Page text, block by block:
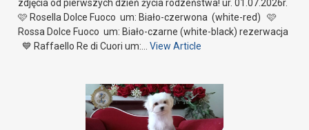
zdjęcia od pierwszych dzień życia rodzeństwa! ur. 01.07.2026r.
🩷 Rosella Dolce Fuoco um: Biało-czerwona (white-red) 🩷
Rossa Dolce Fuoco um: Biało-czarne (white-black) rezerwacja
💙 Raffaello Re di Cuori um:…View Article